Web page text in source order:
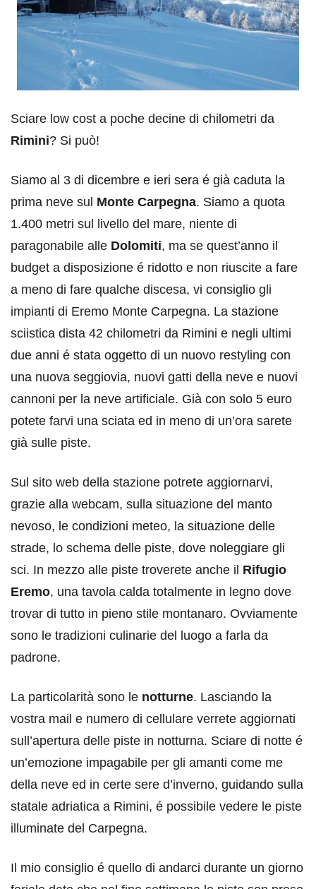
Sciare low cost a poche decine di chilometri da
Rimini? Si può!
Siamo al 3 di dicembre e ieri sera é già caduta la
prima neve sul Monte Carpegna. Siamo a quota
1.400 metri sul livello del mare, niente di
paragonabile alle Dolomiti, ma se quest’anno il
budget a disposizione é ridotto e non riuscite a fare
a meno di fare qualche discesa, vi consiglio gli
impianti di Eremo Monte Carpegna. La stazione
sciistica dista 42 chilometri da Rimini e negli ultimi
due anni é stata oggetto di un nuovo restyling con
una nuova seggiovia, nuovi gatti della neve e nuovi
cannoni per la neve artificiale. Già con solo 5 euro
potete farvi una sciata ed in meno di un’ora sarete
già sulle piste.
Sul sito web della stazione potrete aggiornarvi,
grazie alla webcam, sulla situazione del manto
nevoso, le condizioni meteo, la situazione delle
strade, lo schema delle piste, dove noleggiare gli
sci. In mezzo alle piste troverete anche il Rifugio
Eremo, una tavola calda totalmente in legno dove
trovar di tutto in pieno stile montanaro. Ovviamente
sono le tradizioni culinarie del luogo a farla da
padrone.
La particolarità sono le notturne. Lasciando la
vostra mail e numero di cellulare verrete aggiornati
sull’apertura delle piste in notturna. Sciare di notte é
un’emozione impagabile per gli amanti come me
della neve ed in certe sere d’inverno, guidando sulla
statale adriatica a Rimini, é possibile vedere le piste
illuminate del Carpegna.
Il mio consiglio é quello di andarci durante un giorno